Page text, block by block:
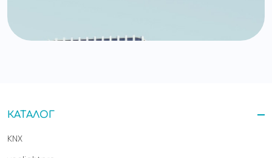
КАТАЛОГ
KNX